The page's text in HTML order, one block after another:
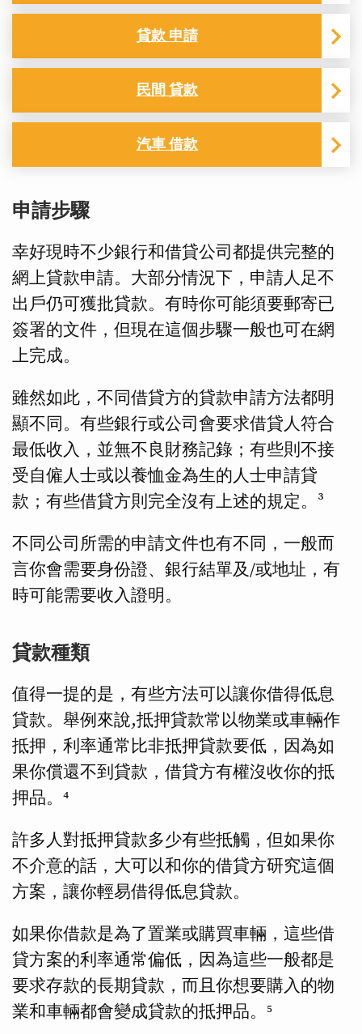
貸款 申請
民間 貸款
汽車 借款
申請步驟
幸好現時不少銀行和借貸公司都提供完整的
網上貸款申請。大部分情況下，申請人足不
出戶仍可獲批貸款。有時你可能須要郵寄已
簽署的文件，但現在這個步驟一般也可在網
上完成。
雖然如此，不同借貸方的貸款申請方法都明
顯不同。有些銀行或公司會要求借貸人符合
最低收入，並無不良財務記錄；有些則不接
受自僱人士或以養恤金為生的人士申請貸
款；有些借貸方則完全沒有上述的規定。³
不同公司所需的申請文件也有不同，一般而
言你會需要身份證、銀行結單及/或地址，有
時可能需要收入證明。
貸款種類
值得一提的是，有些方法可以讓你借得低息
貸款。舉例來說,抵押貸款常以物業或車輛作
抵押，利率通常比非抵押貸款要低，因為如
果你償還不到貸款，借貸方有權沒收你的抵
押品。⁴
許多人對抵押貸款多少有些抵觸，但如果你
不介意的話，大可以和你的借貸方研究這個
方案，讓你輕易借得低息貸款。
如果你借款是為了置業或購買車輛，這些借
貸方案的利率通常偏低，因為這些一般都是
要求存款的長期貸款，而且你想要購入的物
業和車輛都會變成貸款的抵押品。⁵